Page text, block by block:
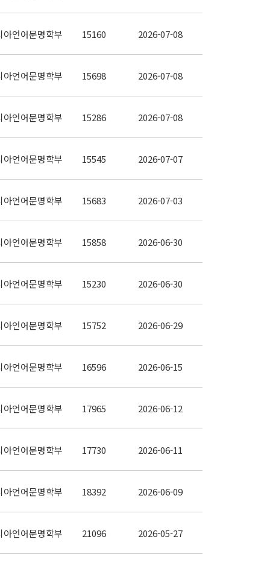
아언어문명학부 15160 2026-07-08
아언어문명학부 15698 2026-07-08
아언어문명학부 15286 2026-07-08
아언어문명학부 15545 2026-07-07
아언어문명학부 15683 2026-07-03
아언어문명학부 15858 2026-06-30
아언어문명학부 15230 2026-06-30
아언어문명학부 15752 2026-06-29
아언어문명학부 16596 2026-06-15
아언어문명학부 17965 2026-06-12
아언어문명학부 17730 2026-06-11
아언어문명학부 18392 2026-06-09
아언어문명학부 21096 2026-05-27